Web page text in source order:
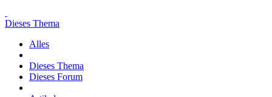
Dieses Thema
Alles
Dieses Thema
Dieses Forum